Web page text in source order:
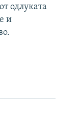
одлуката
и